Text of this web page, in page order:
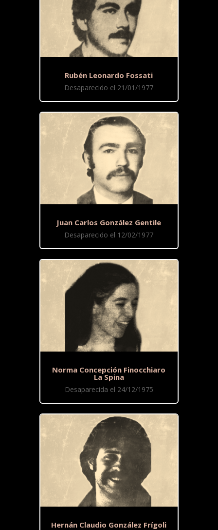
Rubén Leonardo Fossati
Desaparecido el 21/01/1977
Juan Carlos González Gentile
Desaparecido el 12/02/1977
Norma Concepción Finocchiaro
La Spina
Desaparecida el 24/12/1975
Hernán Claudio González Frígoli